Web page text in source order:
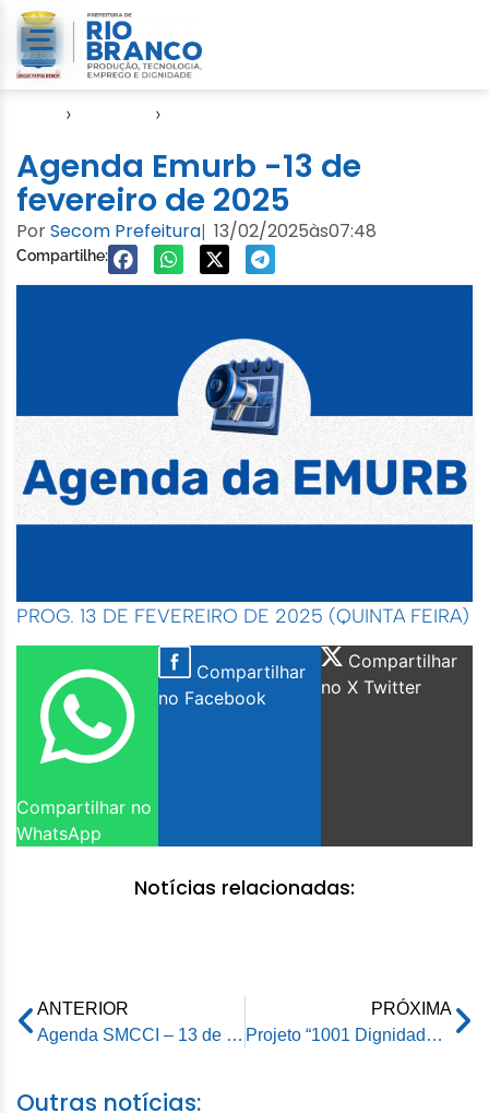
› ›
Agenda Emurb -13 de
fevereiro de 2025
PorSecom Prefeitura| 13/02/2025às07:48
Compartilhe:
PROG. 13 DE FEVEREIRO DE 2025 (QUINTA FEIRA)
Compartilhar no
WhatsApp
Compartilhar
no Facebook
Compartilhar
no X Twitter
Notícias relacionadas:
ANTERIOR
Agenda SMCCI – 13 de fevereiro d 2025
PRÓXIMA
Projeto “1001 Dignidades” promete construir mil casas populares em um único dia
Outras notícias: